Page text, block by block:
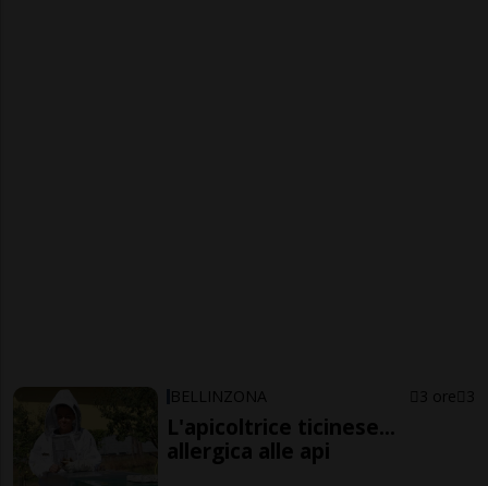
BELLINZONA 3 ore 3
L'apicoltrice ticinese...
allergica alle api